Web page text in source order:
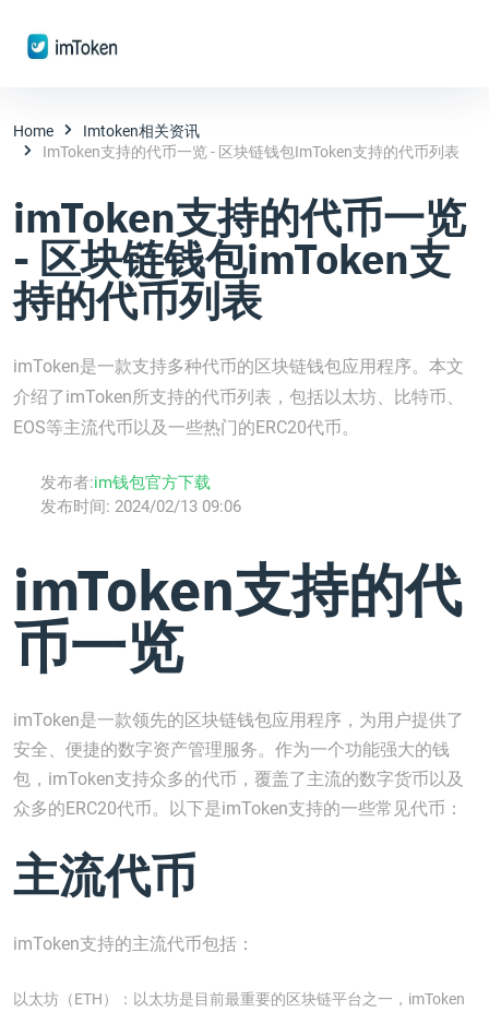
Home
Imtoken相关资讯
ImToken支持的代币一览 - 区块链钱包imToken支持的代币列表
imToken支持的代币一览
- 区块链钱包imToken支
持的代币列表
imToken是一款支持多种代币的区块链钱包应用程序。本文
介绍了imToken所支持的代币列表，包括以太坊、比特币、
EOS等主流代币以及一些热门的ERC20代币。
发布者:im钱包官方下载
发布时间: 2024/02/13 09:06
imToken支持的代
币一览
imToken是一款领先的区块链钱包应用程序，为用户提供了
安全、便捷的数字资产管理服务。作为一个功能强大的钱
包，imToken支持众多的代币，覆盖了主流的数字货币以及
众多的ERC20代币。以下是imToken支持的一些常见代币：
主流代币
imToken支持的主流代币包括：
以太坊（ETH）：以太坊是目前最重要的区块链平台之一，imToken